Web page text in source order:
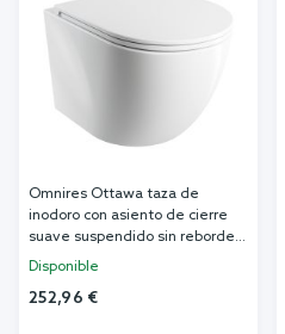
Omnires Ottawa taza de
inodoro con asiento de cierre
suave suspendido sin reborde
con descarga de remolino
OTTAWASPMWBP
Disponible
252,96 €